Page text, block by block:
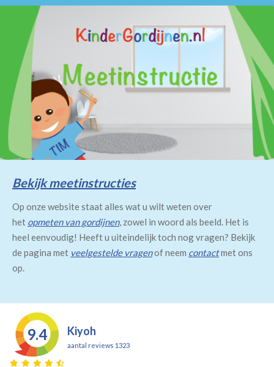
Bekijk meetinstructies
Op onze website staat alles wat u wilt weten over
het opmeten van gordijnen, zowel in woord als beeld. Het is
heel eenvoudig! Heeft u uiteindelijk toch nog vragen? Bekijk
de pagina met veelgestelde vragenof neem contactmet ons
op.
9.4 Kiyoh
aantal reviews 1323